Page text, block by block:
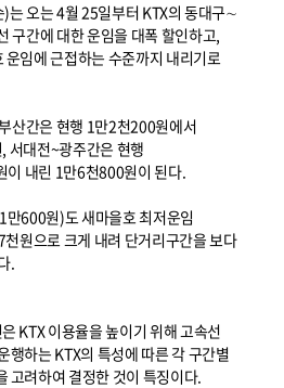
는 오는 4월 25일부터 KTX의 동대구∼
구간에 대한 운임을 대폭 할인하고,
임에 근접하는 수준까지 내리기로
산간은 현행 1만2천200원에서
서대전~광주간은 현행
내린 1만6천800원이 된다.
만600원)도 새마을호 최저운임
원으로 크게 내려 단거리구간을 보다
.
KTX 이용율을 높이기 위해 고속선
행하는 KTX의 특성에 따른 각 구간별
고려하여 결정한 것이 특징이다.